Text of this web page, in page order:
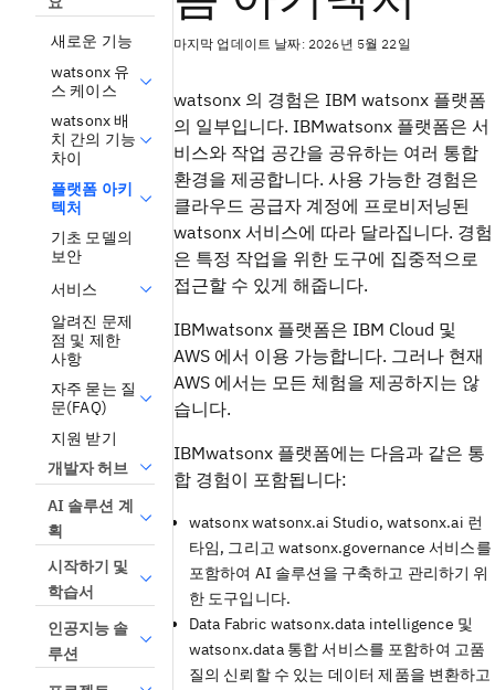
새로운 기능
watsonx 유
스 케이스
watsonx 배
치 간의 기능
차이
플랫폼 아키
텍처
기초 모델의
보안
서비스
알려진 문제
점 및 제한
사항
자주 묻는 질
문(FAQ)
지원 받기
개발자 허브
AI 솔루션 계
획
시작하기 및
학습서
인공지능 솔
루션
마지막 업데이트 날짜: 2026년 5월 22일
watsonx 의 경험은 IBM watsonx 플랫폼
의 일부입니다. IBMwatsonx 플랫폼은 서
비스와 작업 공간을 공유하는 여러 통합
환경을 제공합니다. 사용 가능한 경험은
클라우드 공급자 계정에 프로비저닝된
watsonx 서비스에 따라 달라집니다. 경험
은 특정 작업을 위한 도구에 집중적으로
접근할 수 있게 해줍니다.
IBMwatsonx 플랫폼은 IBM Cloud 및
AWS 에서 이용 가능합니다. 그러나 현재
AWS 에서는 모든 체험을 제공하지는 않
습니다.
IBMwatsonx 플랫폼에는 다음과 같은 통
합 경험이 포함됩니다:
watsonx watsonx.ai Studio, watsonx.ai 런
타임, 그리고 watsonx.governance 서비스를
포함하여 AI 솔루션을 구축하고 관리하기 위
한 도구입니다.
Data Fabric watsonx.data intelligence 및
watsonx.data 통합 서비스를 포함하여 고품
질의 신뢰할 수 있는 데이터 제품을 변환하고